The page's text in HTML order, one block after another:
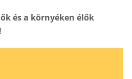
és a környéken élők